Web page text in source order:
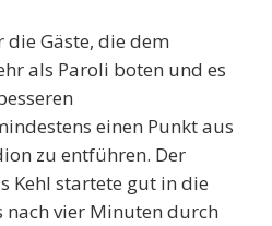
Gäste, die dem
als Paroli boten und es
einen Punkt aus
zu entführen. Der
Kehl startete gut in die
vier Minuten durch